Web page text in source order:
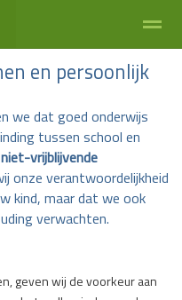
mail
en persoonlijk
we dat goed onderwijs
tussen school en
niet-vrijblijvende
onze verantwoordelijkheid
kind, maar dat we ook
verwachten.
geven wij de voorkeur aan